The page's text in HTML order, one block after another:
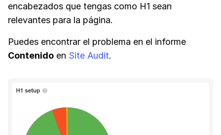
encabezados que tengas como H1 sean
relevantes para la página.
Puedes encontrar el problema en el informe
Contenido en Site Audit.